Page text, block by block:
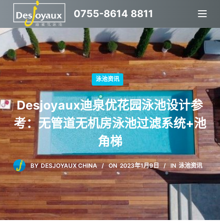
跳
过
内
容
0755-8614 8811
泳池资讯
Desjoyaux迪泉优花园泳池设计参
考：无管道无机房泳池过滤系统+池
角梯
BY DESJOYAUX CHINA ON 2023年1月9日 IN 泳池资讯